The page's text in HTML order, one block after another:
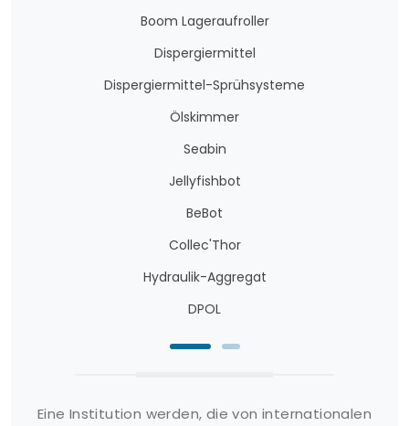
Boom Lageraufroller
Dispergiermittel
Dispergiermittel-Sprühsysteme
Ölskimmer
Seabin
Jellyfishbot
BeBot
Collec'Thor
Hydraulik-Aggregat
DPOL
Eine Institution werden, die von internationalen